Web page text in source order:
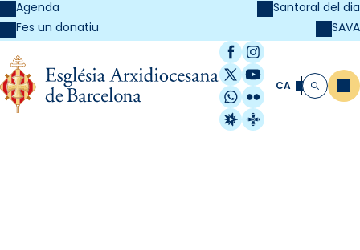
Agenda
Fes un donatiu
Santoral del dia
SAVA
Facebook
Instagram
X / Twitter
YouTube
WhatsApp
Flickr
Radio Estel
Catalunya
CA Cerca